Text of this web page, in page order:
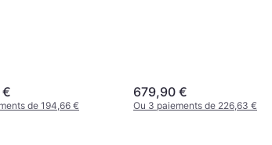
€
de 194,66 €
679,90 €
Ou 3 paiements de 226,63 €